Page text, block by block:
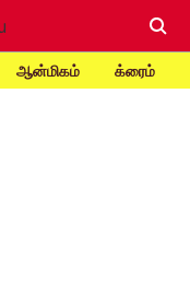
ஆன்மிகம் க்ரைம்